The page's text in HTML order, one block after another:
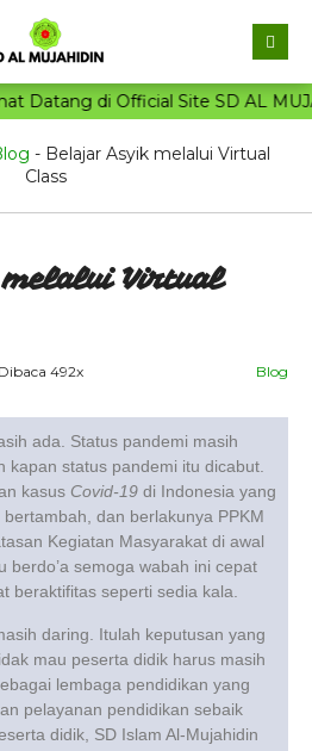
Umum dan Agama
untuk Pengembangan
Akhlak Islami
Datang di Official Site SD AL
- Belajar Asyik melalui Virtual
Class
Virtual
Dibaca 492x Blog
ada. Status pandemi masih
kapan status pandemi itu dicabut.
kasus Covid-19di Indonesia yang
dan berlakunya PPKM
Kegiatan Masyarakat di awal
berdo’a semoga wabah ini cepat
beraktifitas seperti sedia kala.
daring. Itulah keputusan yang
mau peserta didik harus masih
lembaga pendidikan yang
pelayanan pendidikan sebaik
didik, SD Islam Al-Mujahidin